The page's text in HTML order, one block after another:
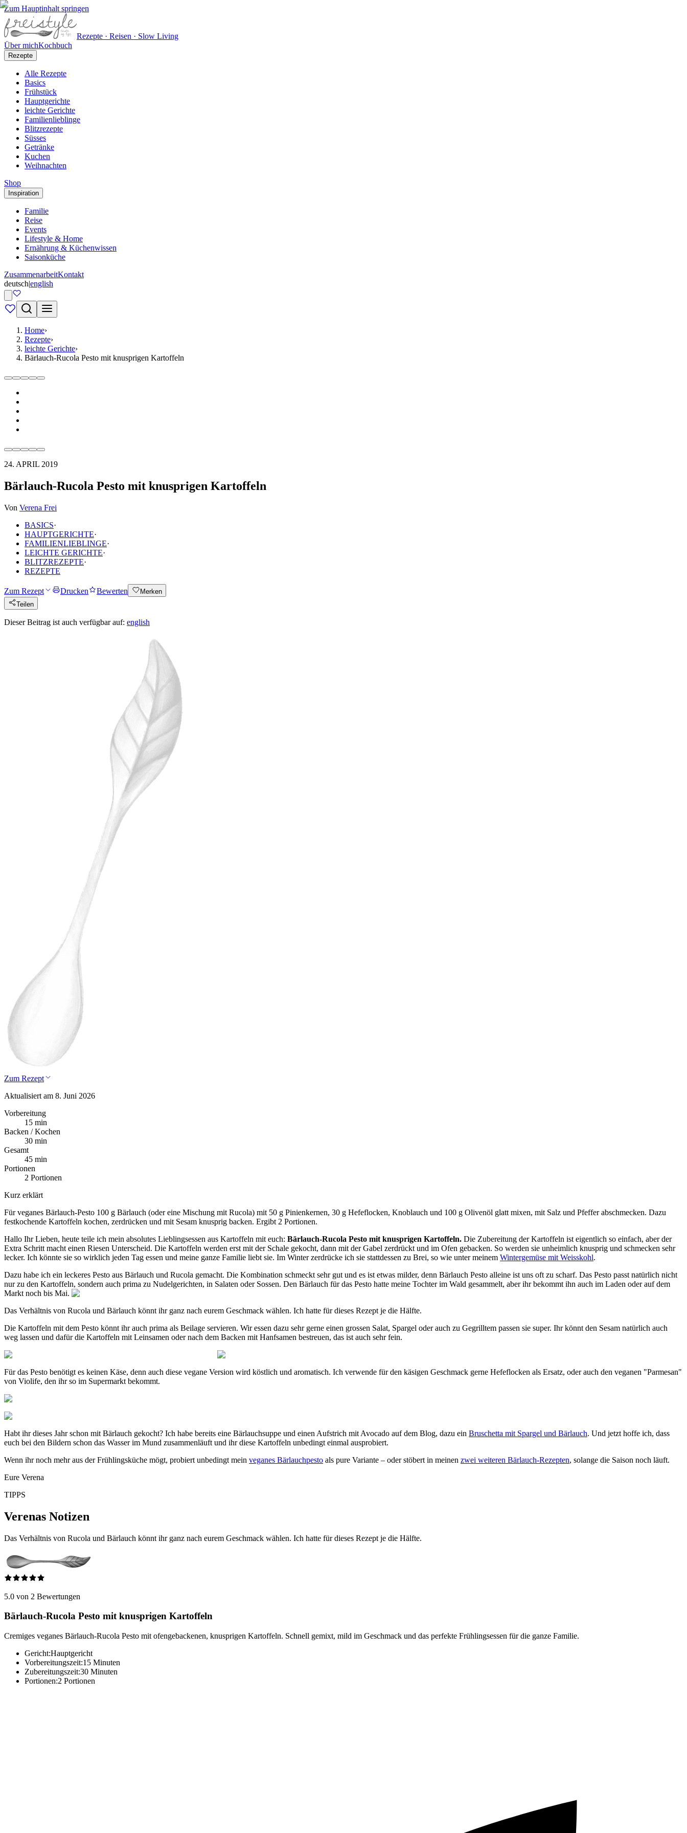
Zum Hauptinhalt springen
Rezepte · Reisen · Slow Living
Über michKochbuch
Rezepte
Alle Rezepte
Basics
Frühstück
Hauptgerichte
leichte Gerichte
Familienlieblinge
Blitzrezepte
Süsses
Getränke
Kuchen
Weihnachten
Shop
Inspiration
Familie
Reise
Events
Lifestyle & Home
Ernährung & Küchenwissen
Saisonküche
ZusammenarbeitKontakt
deutsch|english
Home›
Rezepte›
leichte Gerichte›
Bärlauch-Rucola Pesto mit knusprigen Kartoffeln
24. APRIL 2019
Bärlauch-Rucola Pesto mit knusprigen Kartoffeln
Von Verena Frei
BASICS·
HAUPTGERICHTE·
FAMILIENLIEBLINGE·
LEICHTE GERICHTE·
BLITZREZEPTE·
REZEPTE
Zum Rezept Drucken Bewerten
Merken
Teilen
Dieser Beitrag ist auch verfügbar auf: english
Zum Rezept
Aktualisiert am 8. Juni 2026
Vorbereitung
15 min
Backen / Kochen
30 min
Gesamt
45 min
Portionen
2 Portionen
Kurz erklärt
Für veganes Bärlauch-Pesto 100 g Bärlauch (oder eine Mischung mit Rucola) mit 50 g Pinienkernen, 30 g Hefeflocken, Knoblauch und 100 g Olivenöl glatt mixen, mit Salz und Pfeffer abschmecken. Dazu
festkochende Kartoffeln kochen, zerdrücken und mit Sesam knusprig backen. Ergibt 2 Portionen.
Hallo Ihr Lieben, heute teile ich mein absolutes Lieblingsessen aus Kartoffeln mit euch: Bärlauch-Rucola Pesto mit knusprigen Kartoffeln. Die Zubereitung der Kartoffeln ist eigentlich so einfach, aber der
Extra Schritt macht einen Riesen Unterscheid. Die Kartoffeln werden erst mit der Schale gekocht, dann mit der Gabel zerdrückt und im Ofen gebacken. So werden sie unheimlich knusprig und schmecken sehr
lecker. Ich könnte sie so wirklich jeden Tag essen und meine ganze Familie liebt sie. Im Winter zerdrücke ich sie stattdessen zu Brei, so wie unter meinem Wintergemüse mit Weisskohl.
Dazu habe ich ein leckeres Pesto aus Bärlauch und Rucola gemacht. Die Kombination schmeckt sehr gut und es ist etwas milder, denn Bärlauch Pesto alleine ist uns oft zu scharf. Das Pesto passt natürlich nicht
nur zu den Kartoffeln, sondern auch prima zu Nudelgerichten, in Salaten oder Sossen. Den Bärlauch für das Pesto hatte meine Tochter im Wald gesammelt, aber ihr bekommt ihn auch im Laden oder auf dem
Markt noch bis Mai.
Das Verhältnis von Rucola und Bärlauch könnt ihr ganz nach eurem Geschmack wählen. Ich hatte für dieses Rezept je die Hälfte.
Die Kartoffeln mit dem Pesto könnt ihr auch prima als Beilage servieren. Wir essen dazu sehr gerne einen grossen Salat, Spargel oder auch zu Gegrilltem passen sie super. Ihr könnt den Sesam natürlich auch
weg lassen und dafür die Kartoffeln mit Leinsamen oder nach dem Backen mit Hanfsamen bestreuen, das ist auch sehr fein.
Für das Pesto benötigt es keinen Käse, denn auch diese vegane Version wird köstlich und aromatisch. Ich verwende für den käsigen Geschmack gerne Hefeflocken als Ersatz, oder auch den veganen "Parmesan"
von Violife, den ihr so im Supermarkt bekommt.
Habt ihr dieses Jahr schon mit Bärlauch gekocht? Ich habe bereits eine Bärlauchsuppe und einen Aufstrich mit Avocado auf dem Blog, dazu ein Bruschetta mit Spargel und Bärlauch. Und jetzt hoffe ich, dass
euch bei den Bildern schon das Wasser im Mund zusammenläuft und ihr diese Kartoffeln unbedingt einmal ausprobiert.
Wenn ihr noch mehr aus der Frühlingsküche mögt, probiert unbedingt mein veganes Bärlauchpesto als pure Variante – oder stöbert in meinen zwei weiteren Bärlauch-Rezepten, solange die Saison noch läuft.
Eure Verena
TIPPS
Verenas Notizen
Das Verhältnis von Rucola und Bärlauch könnt ihr ganz nach eurem Geschmack wählen. Ich hatte für dieses Rezept je die Hälfte.
5.0 von 2 Bewertungen
Bärlauch-Rucola Pesto mit knusprigen Kartoffeln
Cremiges veganes Bärlauch-Rucola Pesto mit ofengebackenen, knusprigen Kartoffeln. Schnell gemixt, mild im Geschmack und das perfekte Frühlingsessen für die ganze Familie.
Gericht:Hauptgericht
Vorbereitungszeit:15 Minuten
Zubereitungszeit:30 Minuten
Portionen:2 Portionen